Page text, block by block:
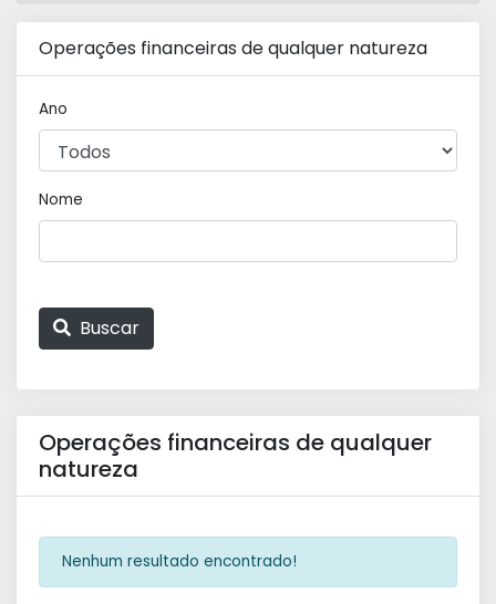
Operações financeiras de qualquer natureza
Ano
Nome
Buscar
Operações financeiras de qualquer
natureza
Nenhum resultado encontrado!